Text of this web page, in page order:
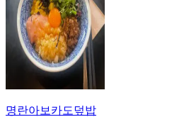
명란아보카도덮밥